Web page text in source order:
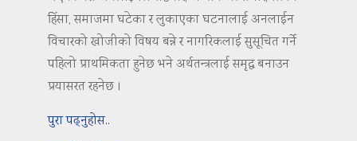
हिंसा, समाजमा घटेका र लुकाएका घटनालाई अनलाईन
विचारको खोजीको विषय बन्ने र नागरिकलाई सुसूचित गर्ने
पहिलो प्राथमिकता हुनेछ भने अर्थतन्त्रलाई समृद्ध बनाउन
प्रयासरत रहनेछ ।
पुरा पढ्नुहोस..